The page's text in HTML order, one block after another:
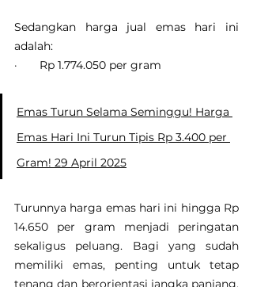
Sedangkan harga jual emas hari ini
adalah:
·       Rp 1.774.050 per gram
Emas Turun Selama Seminggu! Harga
Emas Hari Ini Turun Tipis Rp 3.400 per
Gram! 29 April 2025
Turunnya harga emas hari ini hingga Rp
14.650 per gram menjadi peringatan
sekaligus peluang. Bagi yang sudah
memiliki emas, penting untuk tetap
tenang dan berorientasi jangka panjang.